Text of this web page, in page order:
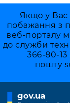
Якщо у Вас
побажання з
веб-порталу
до служби
366-80-
пошту
gov.ua